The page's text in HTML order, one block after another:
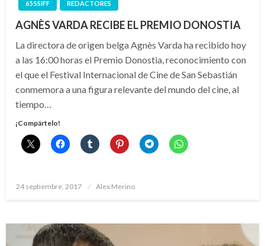
65 SSIFF REDACTORES
AGNÈS VARDA RECIBE EL PREMIO DONOSTIA
La directora de origen belga Agnès Varda ha recibido hoy
a las 16:00 horas el Premio Donostia, reconocimiento con
el que el Festival Internacional de Cine de San Sebastián
conmemora a una figura relevante del mundo del cine, al
tiempo…
¡Compártelo!
Publicado
24 septiembre, 2017 Alex Merino